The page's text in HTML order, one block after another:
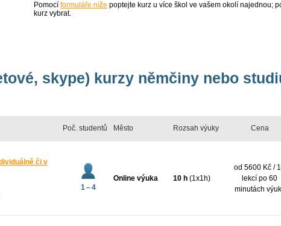
Pomocí formuláře níže poptejte kurz u více škol ve vašem okolí najednou;
kurz vybrat.
skype) kurzy němčiny nebo
Poč. studentů Město Rozsah výuky Cena
či v
1 – 4
Online výuka 10 h (1x1h)
od 5600 Kč /
lekcí po 60
minutách